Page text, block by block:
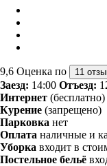
9,6 Оценка по 11
Заезд: 14:00 Отъезд:
Интернет (бесплатно)
Курение (запрещено)
Парковка нет
Оплата наличные и
Уборка входит в
Постельное бельё